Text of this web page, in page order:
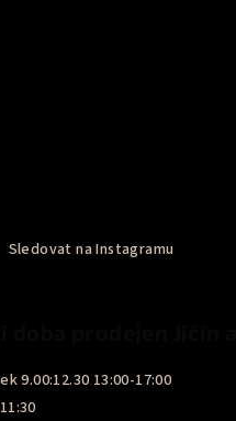
Sledovat na Instagramu
9.00:12.30 13:00-17:00